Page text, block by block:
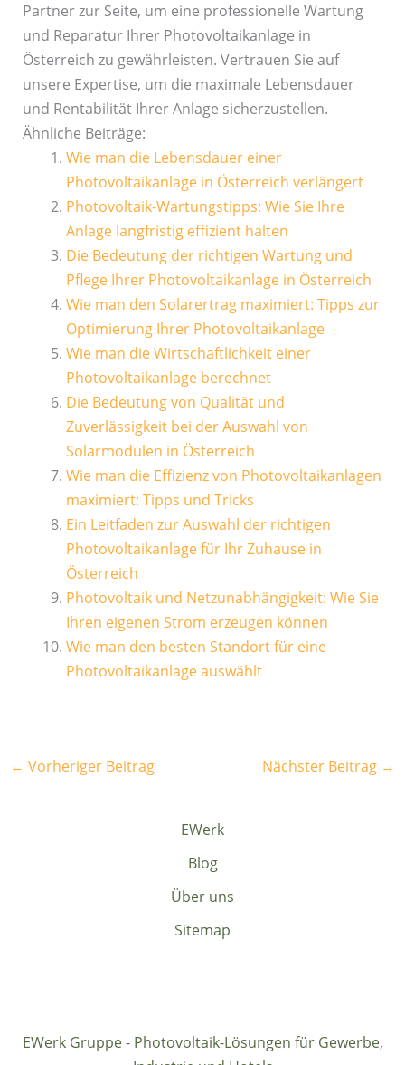
Partner zur Seite, um eine professionelle Wartung
und Reparatur Ihrer Photovoltaikanlage in
Österreich zu gewährleisten. Vertrauen Sie auf
unsere Expertise, um die maximale Lebensdauer
und Rentabilität Ihrer Anlage sicherzustellen.
Ähnliche Beiträge:
Wie man die Lebensdauer einer
Photovoltaikanlage in Österreich verlängert
Photovoltaik-Wartungstipps: Wie Sie Ihre
Anlage langfristig effizient halten
Die Bedeutung der richtigen Wartung und
Pflege Ihrer Photovoltaikanlage in Österreich
Wie man den Solarertrag maximiert: Tipps zur
Optimierung Ihrer Photovoltaikanlage
Wie man die Wirtschaftlichkeit einer
Photovoltaikanlage berechnet
Die Bedeutung von Qualität und
Zuverlässigkeit bei der Auswahl von
Solarmodulen in Österreich
Wie man die Effizienz von Photovoltaikanlagen
maximiert: Tipps und Tricks
Ein Leitfaden zur Auswahl der richtigen
Photovoltaikanlage für Ihr Zuhause in
Österreich
Photovoltaik und Netzunabhängigkeit: Wie Sie
Ihren eigenen Strom erzeugen können
Wie man den besten Standort für eine
Photovoltaikanlage auswählt
← Vorheriger Beitrag Nächster Beitrag →
EWerk
Blog
Über uns
Sitemap
EWerk Gruppe - Photovoltaik-Lösungen für Gewerbe,